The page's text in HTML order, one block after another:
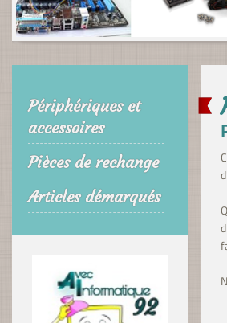
Périphériques et
accessoires
Pièces de rechange
Articles démarqués